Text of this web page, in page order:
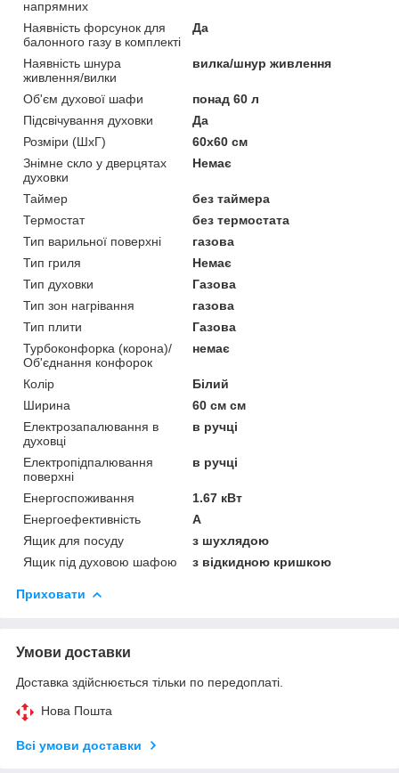
напрямних
Наявність форсунок для
балонного газу в комплекті
Да
Наявність шнура
живлення/вилки
вилка/шнур живлення
Об'єм духової шафи
понад 60 л
Підсвічування духовки
Да
Розміри (ШхГ)
60х60 см
Знімне скло у дверцятах
духовки
Немає
Таймер
без таймера
Термостат
без термостата
Тип варильної поверхні
газова
Тип гриля
Немає
Тип духовки
Газова
Тип зон нагрівання
газова
Тип плити
Газова
Турбоконфорка (корона)/
Об'єднання конфорок
немає
Колір
Білий
Ширина
60 см см
Електрозапалювання в
духовці
в ручці
Електропідпалювання
поверхні
в ручці
Енергоспоживання
1.67 кВт
Енергоефективність
A
Ящик для посуду
з шухлядою
Ящик під духовою шафою
з відкидною кришкою
Приховати
Умови доставки
Доставка здійснюється тільки по передоплаті.
Нова Пошта
Всі умови доставки